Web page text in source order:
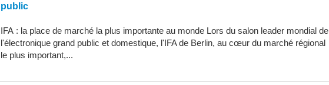
public
IFA : la place de marché la plus importante au monde Lors du salon leader mondial de
l'électronique grand public et domestique, l'IFA de Berlin, au cœur du marché régional
le plus important,...